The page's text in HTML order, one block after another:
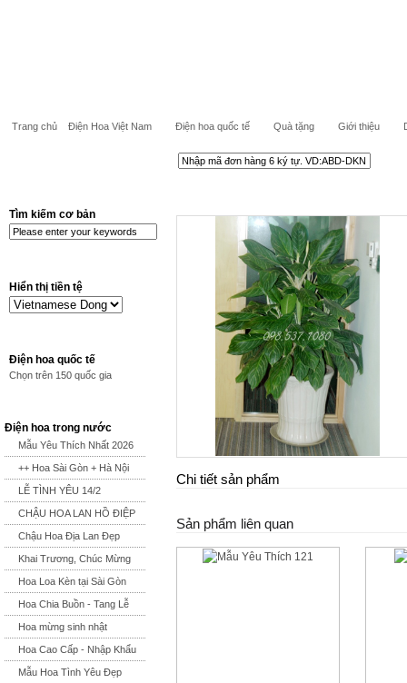
Trang chủ Điện Hoa Việt Nam Điện hoa quốc tế Quà tặng Giới thiệu
Tìm kiếm cơ bản
Hiển thị tiền tệ
Điện hoa quốc tế
Chọn trên 150 quốc gia
Điện hoa trong nước
Mẫu Yêu Thích Nhất 2026
++ Hoa Sài Gòn + Hà Nội
LỄ TÌNH YÊU 14/2
CHẬU HOA LAN HỒ ĐIỆP
Chậu Hoa Địa Lan Đẹp
Khai Trương, Chúc Mừng
Hoa Loa Kèn tại Sài Gòn
Hoa Chia Buồn - Tang Lễ
Hoa mừng sinh nhật
Hoa Cao Cấp - Nhập Khẩu
Mẫu Hoa Tình Yêu Đẹp
Chi tiết sản phẩm
Sản phẩm liên quan